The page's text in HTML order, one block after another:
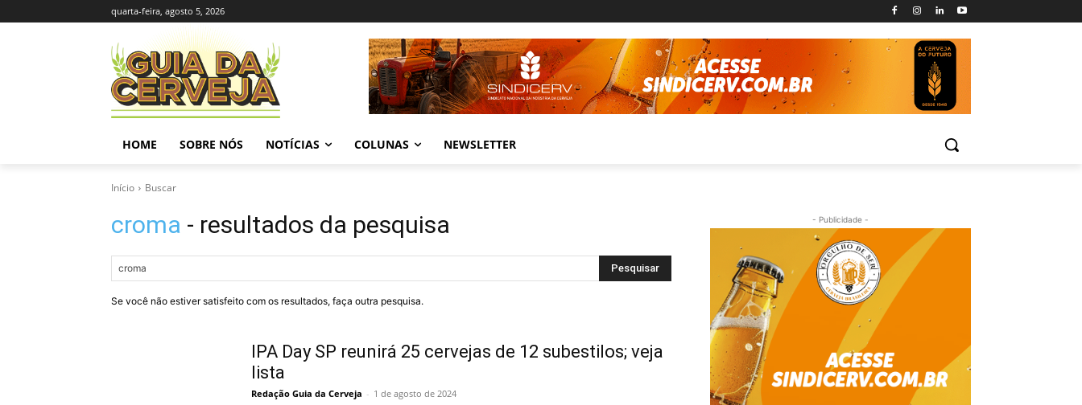
quarta-feira, agosto 5, 2026
HOME SOBRE NÓS NOTÍCIAS COLUNAS NEWSLETTER
Início Buscar
croma - resultados da pesquisa
Pesquisar
Se você não estiver satisfeito com os resultados, faça outra pesquisa.
IPA Day SP reunirá 25 cervejas de 12 subestilos; veja
lista
Redação Guia da Cerveja - 1 de agosto de 2024
- Publicidade -